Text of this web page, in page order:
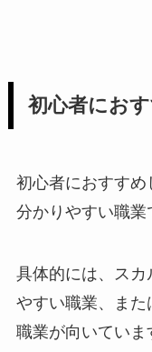
初心者にお
初心者におすす
分かりやすい職業
具体的には、スカ
やすい職業、また
職業が向いていま